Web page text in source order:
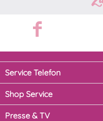
Service Telefon
Shop Service
Presse & TV